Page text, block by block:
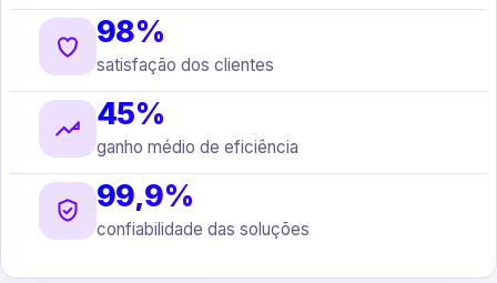
98%
satisfação dos clientes
45%
ganho médio de eficiência
99,9%
confiabilidade das soluções